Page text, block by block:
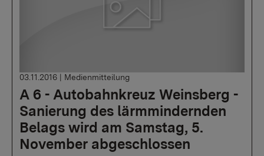
A 6 - Autobahnkreuz Weinsberg -
Sanierung des lärmmindernden
Belags wird am Samstag, 5.
November abgeschlossen
03.11.2016 | Medienmitteilung